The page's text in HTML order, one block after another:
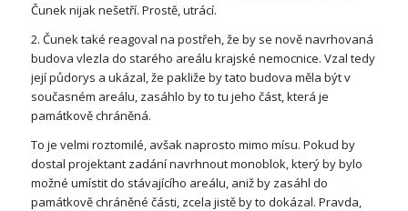
Čunek nijak nešetří. Prostě, utrácí.
2. Čunek také reagoval na postřeh, že by se nově navrhovaná
budova vlezla do starého areálu krajské nemocnice. Vzal tedy
její půdorys a ukázal, že pakliže by tato budova měla být v
současném areálu, zasáhlo by to tu jeho část, která je
památkově chráněná.
To je velmi roztomilé, avšak naprosto mimo mísu. Pokud by
dostal projektant zadání navrhnout monoblok, který by bylo
možné umístit do stávajícího areálu, aniž by zasáhl do
památkově chráněné části, zcela jistě by to dokázal. Pravda,